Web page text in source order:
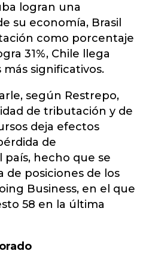
logran una
su economía, Brasil
como porcentaje
31%, Chile llega
más significativos.
según Restrepo,
de tributación y de
deja efectos
de
hecho que se
de posiciones de los
Business, en el que
58 en la última